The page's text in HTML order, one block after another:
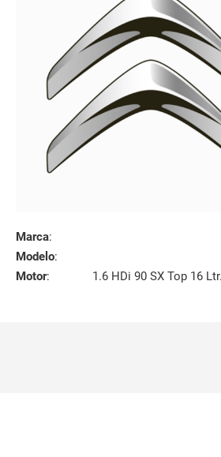
Marca:
Modelo:
Motor:
1.6 HDi 90 SX Top 16